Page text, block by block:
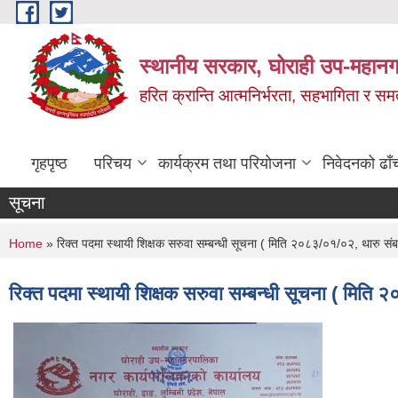
Skip to main content
स्थानीय सरकार, घोराही उप-
हरित क्रान्ति आत्मनिर्भरता, सहभागिता र
गृहपृष्ठ परिचय कार्यक्रम तथा परियोजना निवेदनको
सूचना
You are here
Home » रिक्त पदमा स्थायी शिक्षक सरुवा सम्बन्धी सूचना ( मिति २०८३/०१/०२, थारु
रिक्त पदमा स्थायी शिक्षक सरुवा सम्बन्धी सूचना (